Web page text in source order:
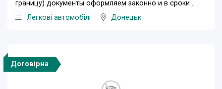
границу) документы оформляем законно и в сроки ..
Легкові автомобілі
Донецьк
Договірна